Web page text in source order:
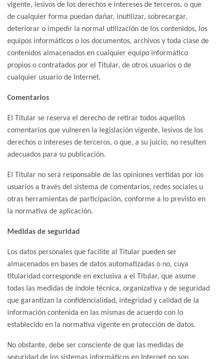
vigente, lesivos de los derechos e intereses de terceros, o que
de cualquier forma puedan dañar, inutilizar, sobrecargar,
deteriorar o impedir la normal utilización de los contenidos, los
equipos informáticos o los documentos, archivos y toda clase de
contenidos almacenados en cualquier equipo informático
propios o contratados por el Titular, de otros usuarios o de
cualquier usuario de Internet.
Comentarios
El Titular se reserva el derecho de retirar todos aquellos
comentarios que vulneren la legislación vigente, lesivos de los
derechos o intereses de terceros, o que, a su juicio, no resulten
adecuados para su publicación.
El Titular no será responsable de las opiniones vertidas por los
usuarios a través del sistema de comentarios, redes sociales u
otras herramientas de participación, conforme a lo previsto en
la normativa de aplicación.
Medidas de seguridad
Los datos personales que facilite al Titular pueden ser
almacenados en bases de datos automatizadas o no, cuya
titularidad corresponde en exclusiva a el Titular, que asume
todas las medidas de índole técnica, organizativa y de seguridad
que garantizan la confidencialidad, integridad y calidad de la
información contenida en las mismas de acuerdo con lo
establecido en la normativa vigente en protección de datos.
No obstante, debe ser consciente de que las medidas de
seguridad de los sistemas informáticos en Internet no son